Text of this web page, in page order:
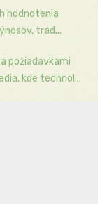
hodnotenia
trad...
požiadavkami
kde technol...